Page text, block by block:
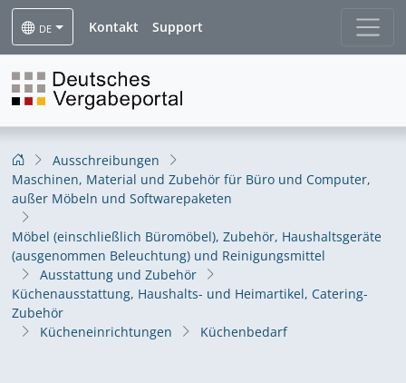
DE Kontakt Support
Ausschreibungen
Maschinen, Material und Zubehör für Büro und Computer,
außer Möbeln und Softwarepaketen
Möbel (einschließlich Büromöbel), Zubehör, Haushaltsgeräte
(ausgenommen Beleuchtung) und Reinigungsmittel
Ausstattung und Zubehör
Küchenausstattung, Haushalts- und Heimartikel, Catering-
Zubehör
Kücheneinrichtungen
Küchenbedarf